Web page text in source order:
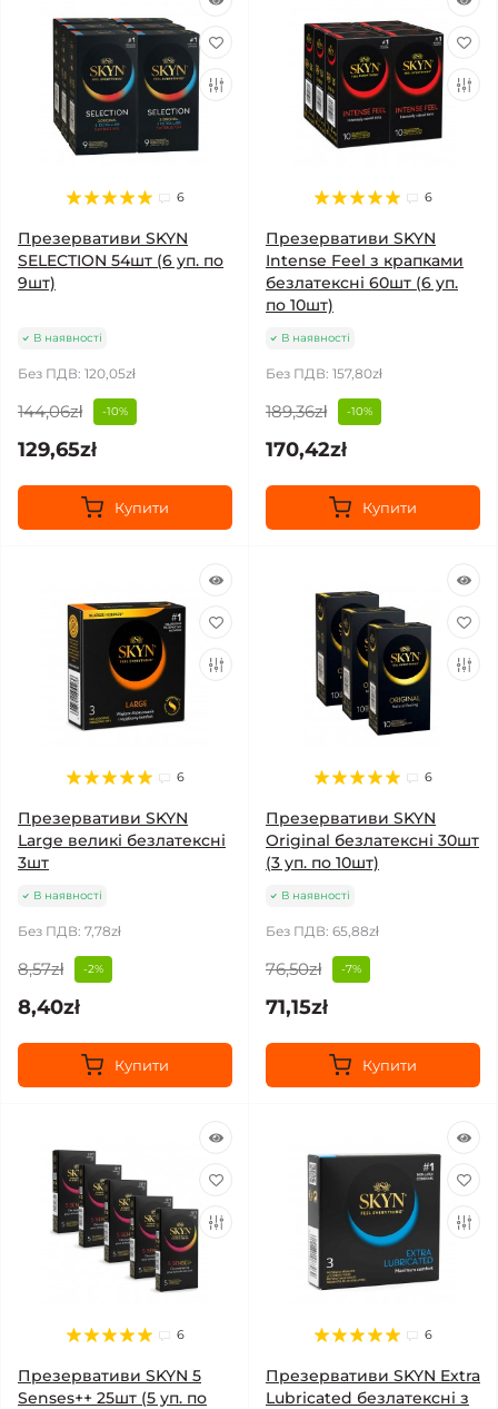
6
Презервативи SKYN
SELECTION 54шт (6 уп. по
9шт)
В наявності
Без ПДВ: 120,05zł
144,06zł -10%
129,65zł
Купити
6
Презервативи SKYN
Intense Feel з крапками
безлатексні 60шт (6 уп.
по 10шт)
В наявності
Без ПДВ: 157,80zł
189,36zł -10%
170,42zł
Купити
6
Презервативи SKYN
Large великі безлатексні
3шт
В наявності
Без ПДВ: 7,78zł
8,57zł -2%
8,40zł
Купити
6
Презервативи SKYN
Original безлатексні 30шт
(3 уп. по 10шт)
В наявності
Без ПДВ: 65,88zł
76,50zł -7%
71,15zł
Купити
6
Презервативи SKYN 5
Senses++ 25шт (5 уп. по
6
Презервативи SKYN Extra
Lubricated безлатексні з